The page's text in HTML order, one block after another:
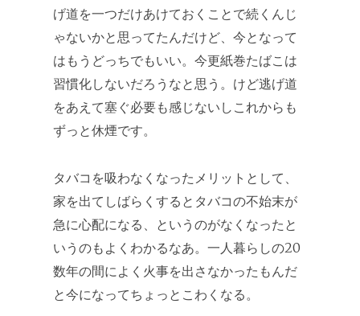
げ道を一つだけあけておくことで続くんじ
ゃないかと思ってたんだけど、今となって
はもうどっちでもいい。今更紙巻たばこは
習慣化しないだろうなと思う。けど逃げ道
をあえて塞ぐ必要も感じないしこれからも
ずっと休煙です。
タバコを吸わなくなったメリットとして、
家を出てしばらくするとタバコの不始末が
急に心配になる、というのがなくなったと
いうのもよくわかるなあ。一人暮らしの20
数年の間によく火事を出さなかったもんだ
と今になってちょっとこわくなる。